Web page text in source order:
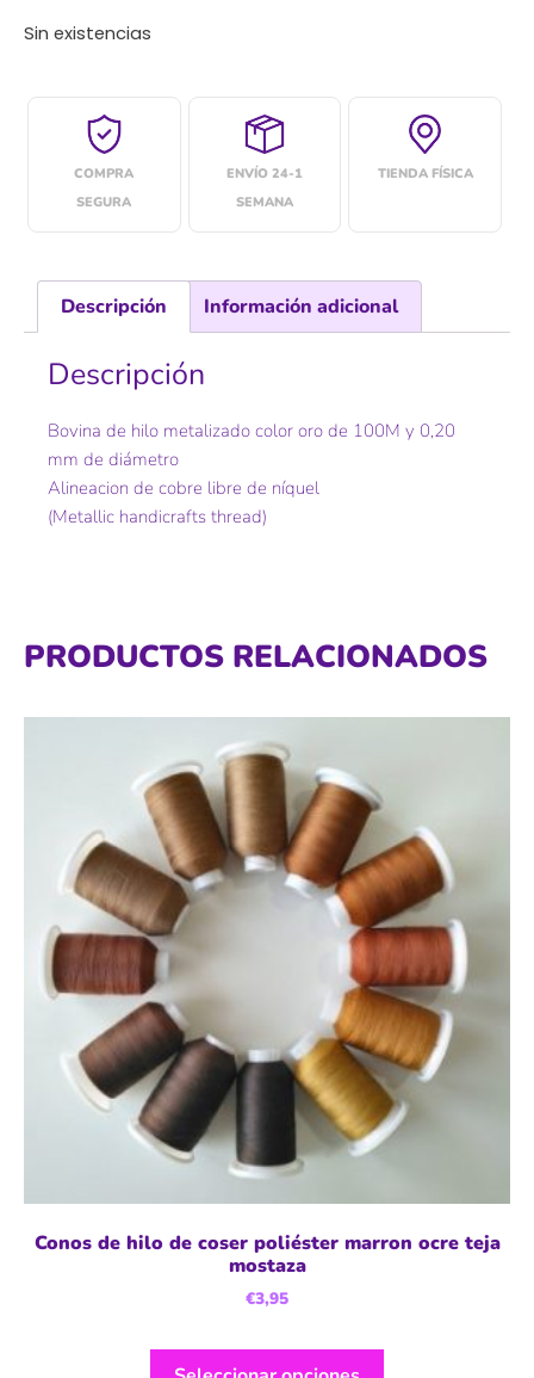
Sin existencias
COMPRA
SEGURA
ENVÍO 24-1
SEMANA
TIENDA FÍSICA
Descripción Información adicional
Descripción
Bovina de hilo metalizado color oro de 100M y 0,20
mm de diámetro
Alineacion de cobre libre de níquel
(Metallic handicrafts thread)
PRODUCTOS RELACIONADOS
Conos de hilo de coser poliéster marron ocre teja
mostaza
€3,95